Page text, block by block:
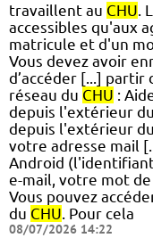
travaillent au CHU .
accessibles qu'aux
matricule et d'un
Vous devez avoir
d’accéder [...] partir
réseau du CHU :
depuis l'extérieur du
depuis l'extérieur du
votre adresse mail
Android
e-mail, votre mot de
Vous pouvez
du CHU . Pour cela
08/07/2026 14:22